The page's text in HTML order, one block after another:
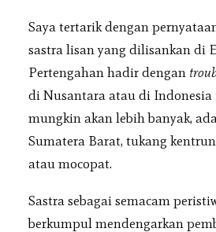
Saya tertarik dengan
sastra lisan yang dilisankan di
Pertengahan hadir dengan
di Nusantara atau di Indonesia
mungkin akan lebih banyak,
Sumatera Barat, tukang
atau mocopat.
Sastra sebagai semacam
berkumpul mendengarkan